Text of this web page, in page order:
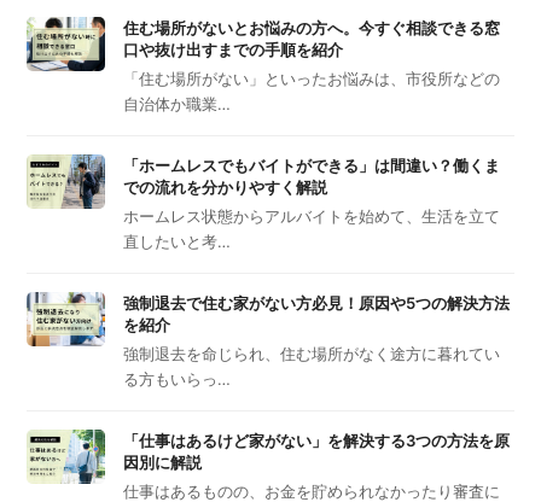
住む場所がないとお悩みの方へ。今すぐ相談できる窓
口や抜け出すまでの手順を紹介
「住む場所がない」といったお悩みは、市役所などの
自治体か職業…
「ホームレスでもバイトができる」は間違い？働くま
での流れを分かりやすく解説
ホームレス状態からアルバイトを始めて、生活を立て
直したいと考…
強制退去で住む家がない方必見！原因や5つの解決方法
を紹介
強制退去を命じられ、住む場所がなく途方に暮れてい
る方もいらっ…
「仕事はあるけど家がない」を解決する3つの方法を原
因別に解説
仕事はあるものの、お金を貯められなかったり審査に